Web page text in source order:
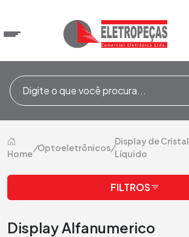
Home
/Optoeletrônicos/
Display de Cristal
Líquido
FILTROS
Display Alfanumerico